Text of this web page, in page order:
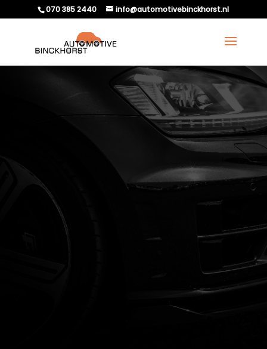
070 385 2440 info@automotivebinckhorst.nl
AUTOBANDEN KOPEN
DEN HAAG BIJ